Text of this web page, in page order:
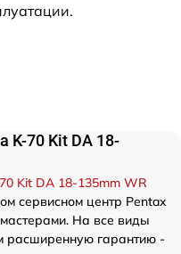
K-70 Kit DA 18-
Kit DA 18-135mm WR
сервисном центр Pentax
На все виды
расширенную гарантию -